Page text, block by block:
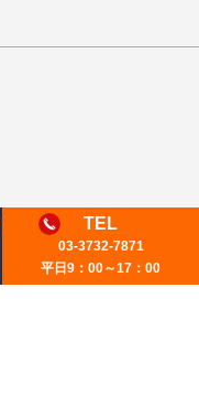
TEL
03-3732-7871
平日9：00～17：00